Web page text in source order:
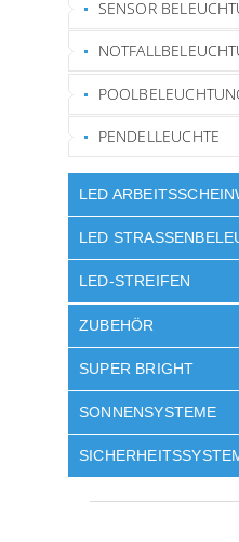
SENSOR
PENDELLEUCHTE
LED
LED
LED-STREIFEN
ZUBEHÖR
SUPER BRIGHT
SONNENSYSTEME